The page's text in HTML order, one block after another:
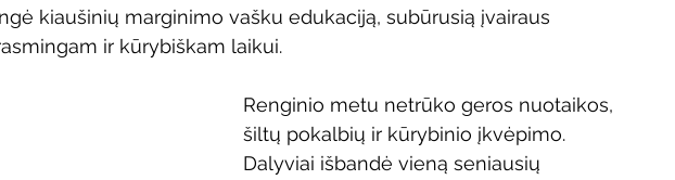
Literatai Literatų klubo veikla Naujos knygos vaikams
Kaimo bibliotekų renginiai
kiaušinių marginimo vašku edukaciją, subūrusią įvairaus
ir kūrybiškam laikui.
Renginio metu netrūko geros nuotaikos,
šiltų pokalbių ir kūrybinio įkvėpimo.
Dalyviai išbandė vieną seniausių